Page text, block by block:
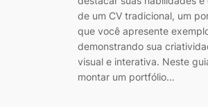
de um CV tradicional, um
que você apresente
demonstrando sua
visual e interativa. Neste
montar um portfólio…